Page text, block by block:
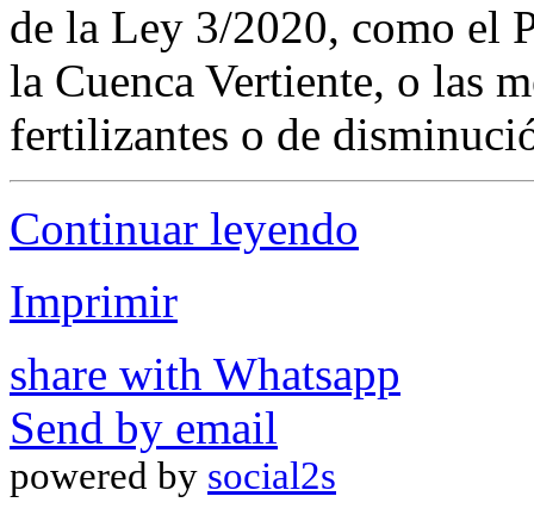
de la Ley 3/2020, como el
la Cuenca Vertiente, o las
fertilizantes o de
Continuar leyendo
Imprimir
share with Whatsapp
Send by email
powered by social2s